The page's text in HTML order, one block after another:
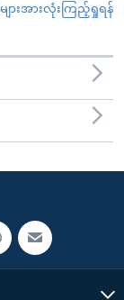
ားအားလုံးကြည့်ရှုရန်